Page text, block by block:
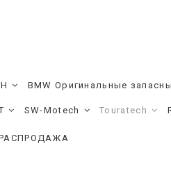
BMW Оригинальные
SW-Motech Touratech